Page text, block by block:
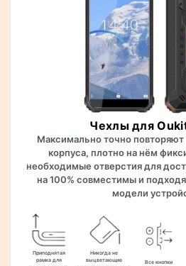
Чехлы для
Максимально точно повторяют
корпуса, плотно на нём
необходимые отверстия для
на 100% совместимы и
модели
Приподнятая
рамка для
Никогда не
выцветающие
Все кнопки